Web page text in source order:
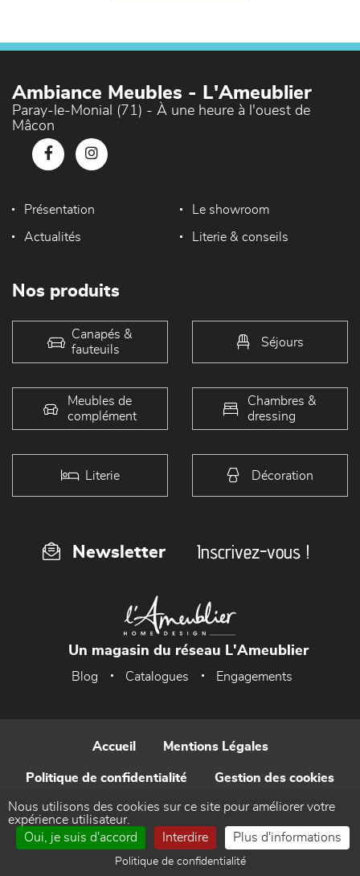
Ambiance Meubles - L'Ameublier
Paray-le-Monial (71) - À une heure à l'ouest de
Mâcon
Présentation Le showroom
Actualités Literie & conseils
Nos produits
Canapés &
fauteuils
Séjours
Meubles de
complément
Chambres &
dressing
Literie Décoration
Newsletter Inscrivez-vous !
Un magasin du réseau L'Ameublier
Blog Catalogues Engagements
Accueil Mentions Légales
Politique de confidentialité Gestion des cookies
Contact
Réalisé par WEB Enseignes
Nous utilisons des cookies sur ce site pour améliorer votre
expérience utilisateur.
Oui, je suis d'accord
Interdire Plus d'informations
Politique de confidentialité